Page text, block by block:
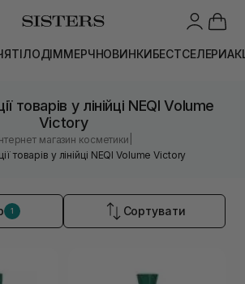
ТІЛОДІММЕРЧНОВИНКИБЕСТСЕЛЕРИ
товарів у лінійці NEQI Volume
Victory
магазин косметики
товарів у лінійці NEQI Volume Victory
1 Сортувати